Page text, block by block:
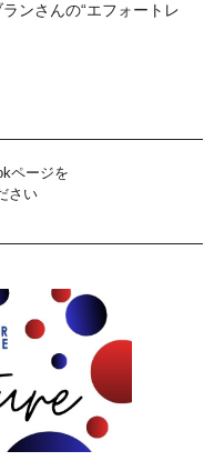
ンさんの“エフォートレ
ページを
さい